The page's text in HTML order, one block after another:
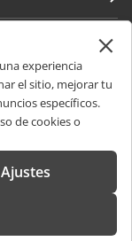
experiencia
el sitio, mejorar tu
específicos.
de cookies o
Ajustes